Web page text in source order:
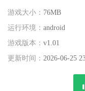
游戏大小： 76MB
运行环境： android
游戏版本： v1.01
更新时间： 2026-06-25